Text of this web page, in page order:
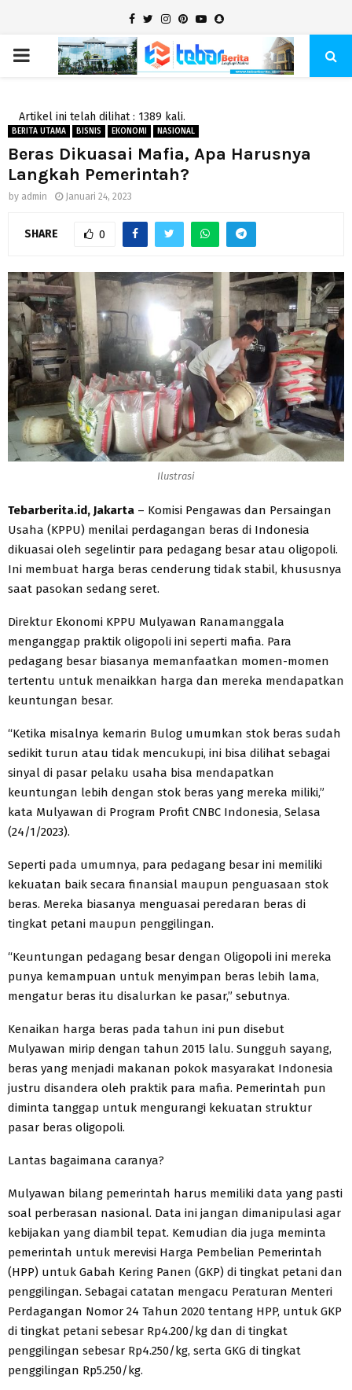
Facebook
TwitterInstagram
Pinterest
YoutubeSnapchat
PRIMARY
Artikel ini telah dilihat : 1389 kali.
BERITA UTAMA BISNIS EKONOMI NASIONAL
Beras Dikuasai Mafia, Apa Harusnya
Langkah Pemerintah?
by admin Januari 24, 2023
SHARE 0
Ilustrasi
Tebarberita.id, Jakarta – Komisi Pengawas dan Persaingan
Usaha (KPPU) menilai perdagangan beras di Indonesia
dikuasai oleh segelintir para pedagang besar atau oligopoli.
Ini membuat harga beras cenderung tidak stabil, khususnya
saat pasokan sedang seret.
Direktur Ekonomi KPPU Mulyawan Ranamanggala
menganggap praktik oligopoli ini seperti mafia. Para
pedagang besar biasanya memanfaatkan momen-momen
tertentu untuk menaikkan harga dan mereka mendapatkan
keuntungan besar.
“Ketika misalnya kemarin Bulog umumkan stok beras sudah
sedikit turun atau tidak mencukupi, ini bisa dilihat sebagai
sinyal di pasar pelaku usaha bisa mendapatkan
keuntungan lebih dengan stok beras yang mereka miliki,”
kata Mulyawan di Program Profit CNBC Indonesia, Selasa
(24/1/2023).
Seperti pada umumnya, para pedagang besar ini memiliki
kekuatan baik secara finansial maupun penguasaan stok
beras. Mereka biasanya menguasai peredaran beras di
tingkat petani maupun penggilingan.
“Keuntungan pedagang besar dengan Oligopoli ini mereka
punya kemampuan untuk menyimpan beras lebih lama,
mengatur beras itu disalurkan ke pasar,” sebutnya.
Kenaikan harga beras pada tahun ini pun disebut
Mulyawan mirip dengan tahun 2015 lalu. Sungguh sayang,
beras yang menjadi makanan pokok masyarakat Indonesia
justru disandera oleh praktik para mafia. Pemerintah pun
diminta tanggap untuk mengurangi kekuatan struktur
pasar beras oligopoli.
Lantas bagaimana caranya?
Mulyawan bilang pemerintah harus memiliki data yang pasti
soal perberasan nasional. Data ini jangan dimanipulasi agar
kebijakan yang diambil tepat. Kemudian dia juga meminta
pemerintah untuk merevisi Harga Pembelian Pemerintah
(HPP) untuk Gabah Kering Panen (GKP) di tingkat petani dan
penggilingan. Sebagai catatan mengacu Peraturan Menteri
Perdagangan Nomor 24 Tahun 2020 tentang HPP, untuk GKP
di tingkat petani sebesar Rp4.200/kg dan di tingkat
penggilingan sebesar Rp4.250/kg, serta GKG di tingkat
penggilingan Rp5.250/kg.